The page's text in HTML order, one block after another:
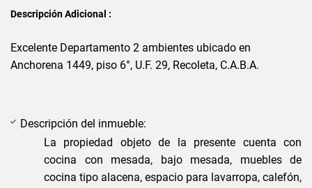
Descripción Adicional :
Excelente Departamento 2 ambientes ubicado en
Anchorena 1449, piso 6°, U.F. 29, Recoleta, C.A.B.A.
Descripción del inmueble:
La propiedad objeto de la presente cuenta con
cocina con mesada, bajo mesada, muebles de
cocina tipo alacena, espacio para lavarropa, calefón,